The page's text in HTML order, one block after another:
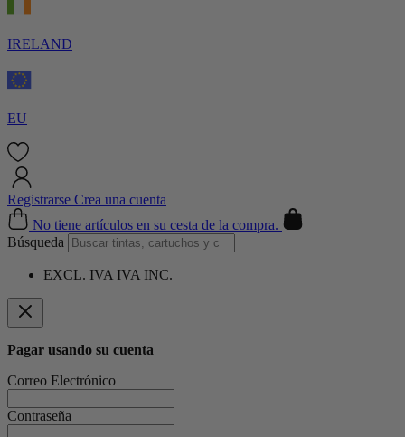
IRELAND
EU
Registrarse Crea una cuenta
Cart
No tiene artículos en su cesta de la compra.
Búsqueda
EXCL. IVA IVA INC.
Pagar usando su cuenta
Correo Electrónico
Contraseña